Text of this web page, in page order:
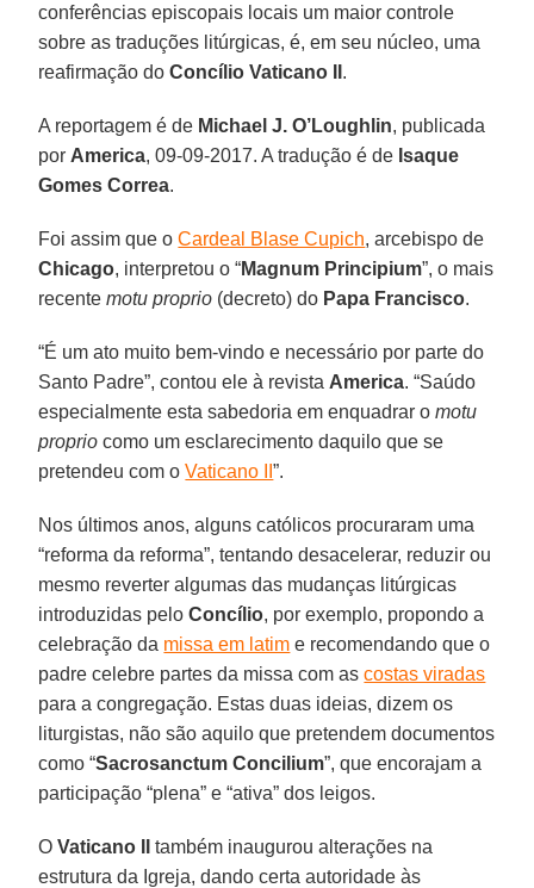
conferências episcopais locais um maior controle
sobre as traduções litúrgicas, é, em seu núcleo, uma
reafirmação doConcílio Vaticano II .
A reportagem é de Michael J. O’Loughlin, publicada
por America, 09-09-2017. A tradução é de Isaque
Gomes Correa.
Foi assim que oCardeal Blase Cupich, arcebispo de
Chicago, interpretou o “Magnum Principium”, o mais
recentemotu proprio (decreto) do Papa Francisco.
“É um ato muito bem-vindo e necessário por parte do
Santo Padre”, contou ele à revista America. “Saúdo
especialmente esta sabedoria em enquadrar omotu
proprio como um esclarecimento daquilo que se
pretendeu com oVaticano II”.
Nos últimos anos, alguns católicos procuraram uma
“reforma da reforma”, tentando desacelerar, reduzir ou
mesmo reverter algumas das mudanças litúrgicas
introduzidas peloConcílio, por exemplo, propondo a
celebração da missa em latim e recomendando que o
padre celebre partes da missa com ascostas viradas
para a congregação. Estas duas ideias, dizem os
liturgistas, não são aquilo que pretendem documentos
como “Sacrosanctum Concilium”, que encorajam a
participação “plena” e “ativa” dos leigos.
OVaticano II
também inaugurou alterações na
estrutura da Igreja, dando certa autoridade às